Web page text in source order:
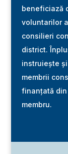
beneficiază
voluntarilor
consilieri
district. În
instruiește și
membrii
finanțată
membru.